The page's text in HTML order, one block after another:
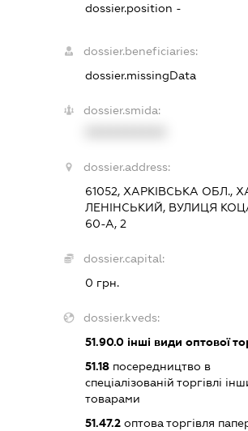
dossier.position -
dossier.beneficiaries:
dossier.missingData
dossier.smida:
dossier.address:
61052, ХАРКІВСЬКА ОБЛ.,
ЛЕНІНСЬКИЙ, ВУЛИЦЯ
60-А, 2
dossier.capital:
0 грн.
dossier.kveds:
51.90.0 інші види оптової
51.18 посередництво в
спеціалізованій торгівлі
товарами
51.47.2 оптова торгівля